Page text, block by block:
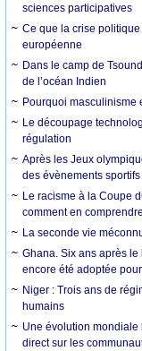
sciences participatives
Ce que la crise
européenne
Dans le camp de
de l’océan Indien
Pourquoi masculinisme
Le découpage
régulation
Après les Jeux
des évènements sportifs
Le racisme à la Coupe
comment en
La seconde vie
Ghana. Six ans après le
encore été adoptée
Niger : Trois ans de
humains
Une évolution
direct sur les